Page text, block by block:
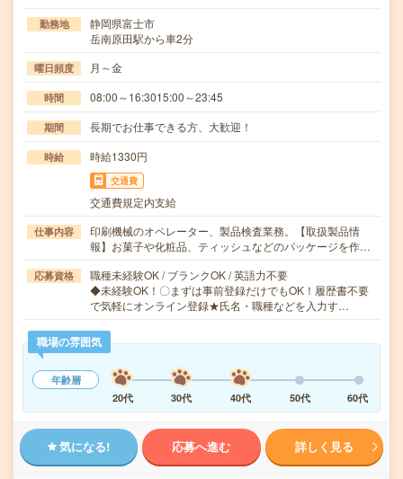
勤務地
静岡県富士市
岳南原田駅から車2分
曜日頻度 月～金
時間 08:00～16:3015:00～23:45
期間 長期でお仕事できる方、大歓迎！
時給 時給1330円
交通費
交通費規定内支給
仕事内容
印刷機械のオペレーター、製品検査業務。【取扱製品情
報】お菓子や化粧品、ティッシュなどのパッケージを作…
応募資格
職種未経験OK / ブランクOK / 英語力不要
◆未経験OK！〇まずは事前登録だけでもOK！履歴書不要
で気軽にオンライン登録★氏名・職種などを入力す…
職場の雰囲気
年齢層
20代
30代 40代 50代 60代
気になる! 応募へ進む 詳しく見る